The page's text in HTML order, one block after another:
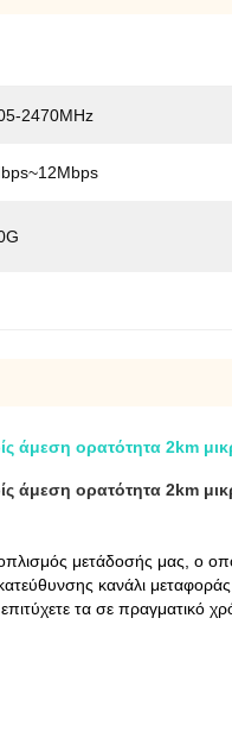
2470MHz
άμεση ορατότητα 2km
άμεση ορατότητα 2km
μετάδοσής μας, ο
κανάλι
τα σε πραγματικό